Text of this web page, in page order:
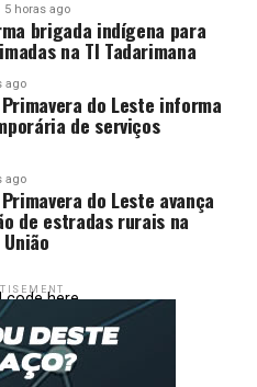
5 horas ago
brigada indígena para
na TI Tadarimana
ago
do Leste informa
de serviços
ago
do Leste avança
de estradas rurais na
code here